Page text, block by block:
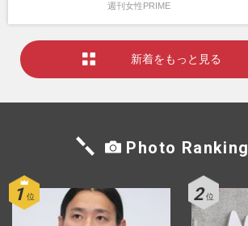
週刊女性PRIME
新着をもっと見る
Photo Ranking